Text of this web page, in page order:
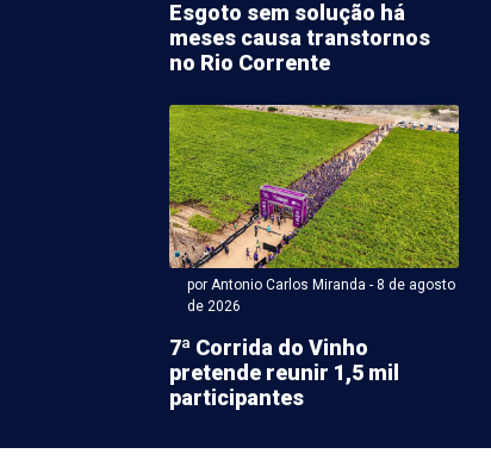
Esgoto sem solução há
meses causa transtornos
no Rio Corrente
por Antonio Carlos Miranda - 8 de agosto
de 2026
7ª Corrida do Vinho
pretende reunir 1,5 mil
participantes
Carlos Miranda - 08 de agosto 2026 às 17:23
segurança
em Juazeiro e
integração entre
Interinstitucional de Segurança Pública Integrada